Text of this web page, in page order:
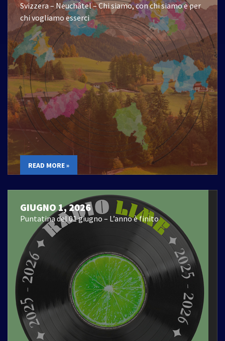
Svizzera – Neuchâtel – Chi siamo, con chi siamo e per
chi vogliamo esserci
READ MORE »
GIUGNO 1, 2026
Puntatina del 01 giugno – L’anno è finito